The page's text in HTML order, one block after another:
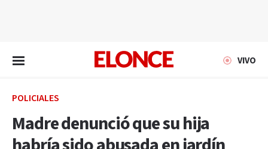
VIVO
POLICIALES
Madre denunció que su hija